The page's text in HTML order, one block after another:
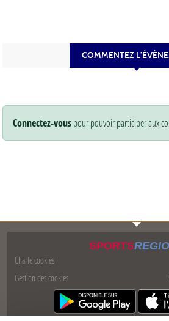
COMMENTEZ
Connectez-vouspour pouvoir participer aux
SPORTS
Charte cookies
Gestion des cookies